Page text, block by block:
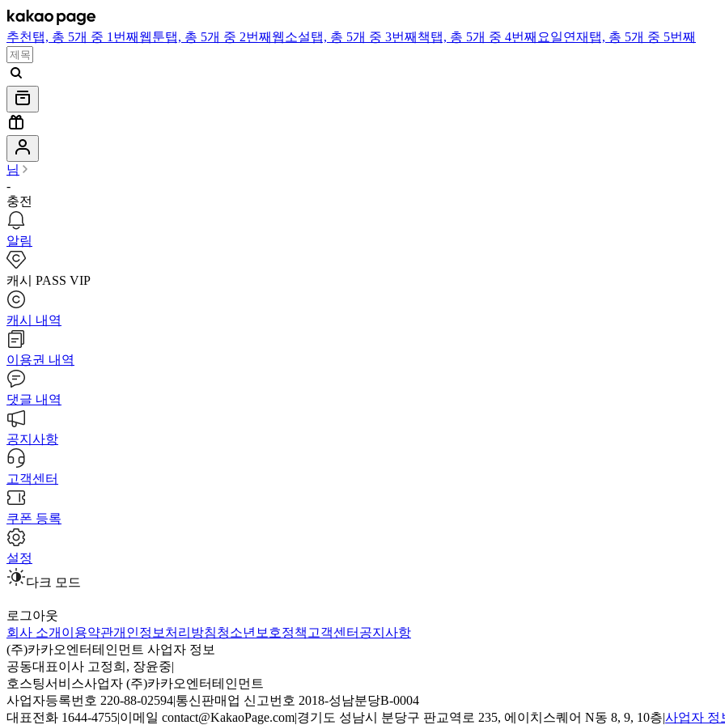
추천 탭, 총 5개 중 1번째 웹툰탭, 총 5개 중 2번째 웹소설탭, 총 5개 중 3번째 책탭, 총 5개 중 4번째 요일연재 탭, 총 5개 중 5번째
님
-
충전
알림
캐시 PASS VIP
캐시 내역
이용권 내역
댓글 내역
공지사항
고객센터
쿠폰 등록
설정
다크 모드
로그아웃
회사 소개 이용약관개인정보처리방침청소년보호정책 고객센터 공지사항
(주)카카오엔터테인먼트 사업자 정보
공동대표이사 고정희, 장윤중|
호스팅서비스사업자 (주)카카오엔터테인먼트
사업자등록번호 220-88-02594|통신판매업 신고번호 2018-성남분당B-0004
대표전화 1644-4755|이메일 contact@KakaoPage.com|경기도 성남시 분당구 판교역로 235, 에이치스퀘어 N동 8, 9, 10층|사업자 정